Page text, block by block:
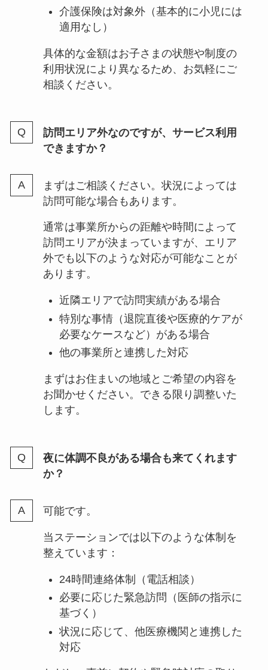
介護保険は対象外（基本的に小児には
適用なし）
具体的な金額はお子さまの状態や制度の
利用状況により異なるため、お気軽にご
相談ください。
訪問エリア外なのですが、サービス利用
できますか？
まずはご相談ください。状況によっては
訪問可能な場合もあります。
通常は事業所からの距離や時間によって
訪問エリアが決まっていますが、エリア
外でも以下のような対応が可能なことが
あります。
近隣エリアで訪問実績がある場合
特別な事情（退院直後や医療的ケアが
必要なケースなど）がある場合
他の事業所と連携した対応
まずはお住まいの地域とご希望の内容を
お聞かせください。できる限り調整いた
します。
夜に体調不良がある場合も来てくれます
か？
可能です。
当ステーションでは以下のような体制を
整えています：
24時間連絡体制（電話相談）
必要に応じた緊急訪問（医師の指示に
基づく）
状況に応じて、他医療機関と連携した
対応